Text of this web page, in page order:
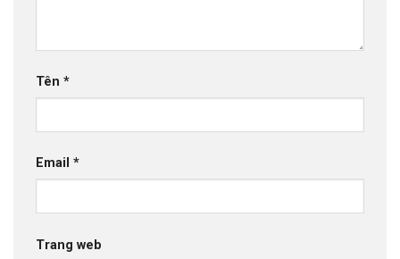
Tên *
Email *
Trang web